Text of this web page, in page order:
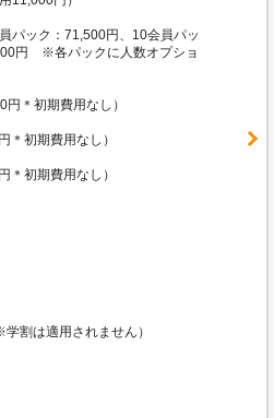
パック：71,500円、10会員パッ
円 ※各パックに人数オプショ
＊初期費用なし）
＊初期費用なし）
＊初期費用なし）
割は適用されません）